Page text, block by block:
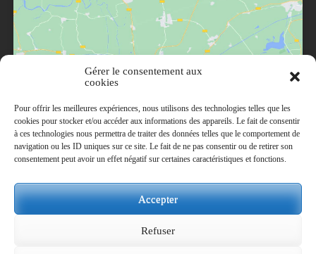
Gérer le consentement aux
cookies
Pour offrir les meilleures expériences, nous utilisons des technologies telles que les
cookies pour stocker et/ou accéder aux informations des appareils. Le fait de consentir
à ces technologies nous permettra de traiter des données telles que le comportement de
navigation ou les ID uniques sur ce site. Le fait de ne pas consentir ou de retirer son
consentement peut avoir un effet négatif sur certaines caractéristiques et fonctions.
Accepter
Refuser
Cliquez pour accepter les cookies marketing et